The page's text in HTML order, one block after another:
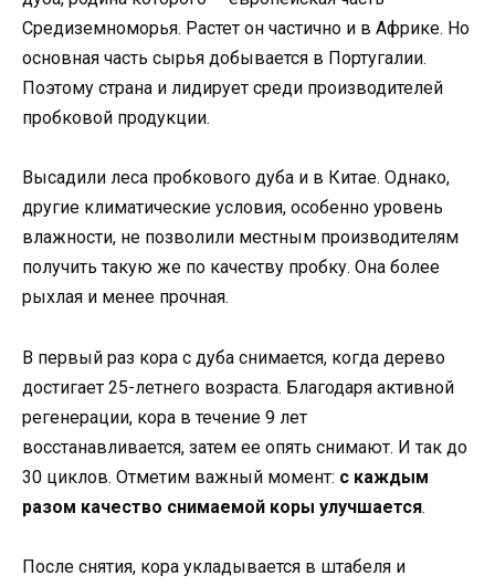
Средиземноморья. Растет он частично и в Африке. Но
основная часть сырья добывается в Португалии.
Поэтому страна и лидирует среди производителей
пробковой продукции.
Высадили леса пробкового дуба и в Китае. Однако,
другие климатические условия, особенно уровень
влажности, не позволили местным производителям
получить такую же по качеству пробку. Она более
рыхлая и менее прочная.
В первый раз кора с дуба снимается, когда дерево
достигает 25-летнего возраста. Благодаря активной
регенерации, кора в течение 9 лет
восстанавливается, затем ее опять снимают. И так до
30 циклов. Отметим важный момент: с каждым
разом качество снимаемой коры улучшается.
После снятия, кора укладывается в штабеля и